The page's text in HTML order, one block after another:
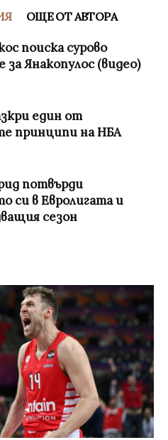
ОЩЕ ОТ АВТОРА
поиска сурово
за Янакопулос (видео)
един от
принципи на НБА
потвърди
си в Евролигата и
сезон